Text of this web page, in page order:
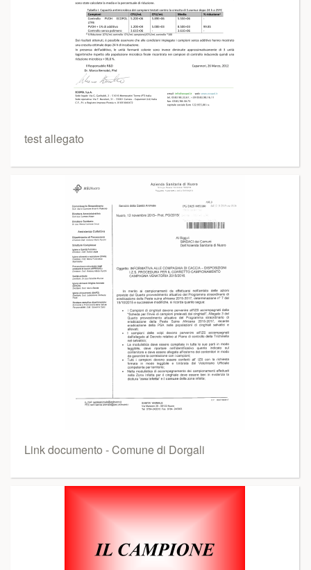
test allegato
Link documento - Comune di Dorgali